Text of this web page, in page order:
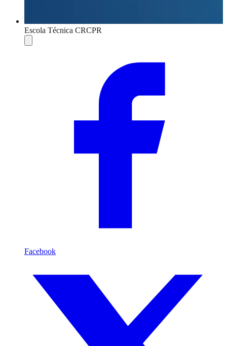
Escola Técnica CRCPR
Compartilhar
Facebook